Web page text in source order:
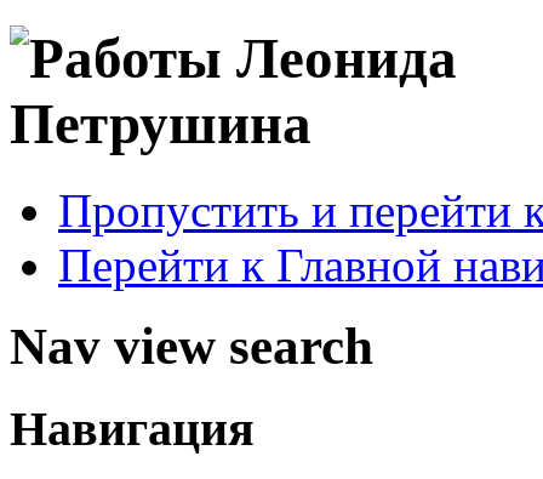
Пропустить и перейти
Перейти к Главной
Nav view search
Навигация